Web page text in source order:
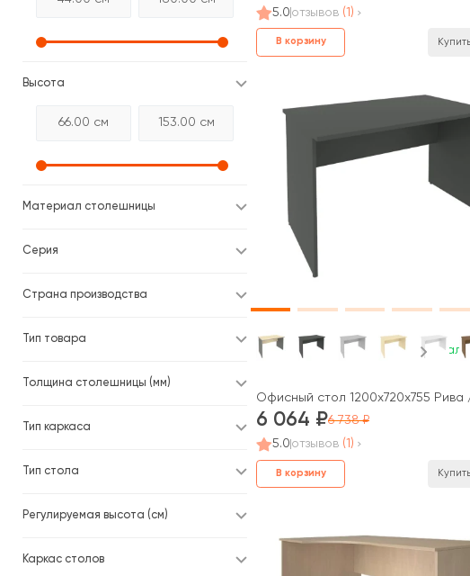
Высота
Материал столешницы
Серия
Страна производства
Тип товара
Толщина столешницы (мм)
Тип каркаса
Тип стола
Регулируемая высота (см)
Каркас столов
5.0 отзывов (1)
В корзину
В
Офисный стол 1200x720x755 Рива
6 064
6 738
5.0отзывов (1)
В корзину